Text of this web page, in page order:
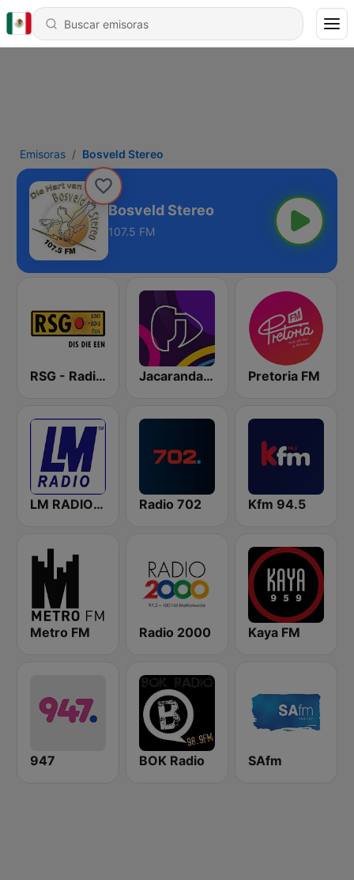
Emisoras Bosveld Stereo
Bosveld Stereo
107.5 FM
RSG - Radio Sonder Grense Jacaranda FM Pretoria FM
LM RADIO - Happy Listening !! Radio 702 Kfm 94.5
Metro FM Radio 2000 Kaya FM
947 BOK Radio SAfm